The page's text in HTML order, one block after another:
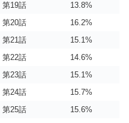
第19話
13.8%
第20話
16.2%
第21話
15.1%
第22話
14.6%
第23話
15.1%
第24話
15.7%
第25話
15.6%